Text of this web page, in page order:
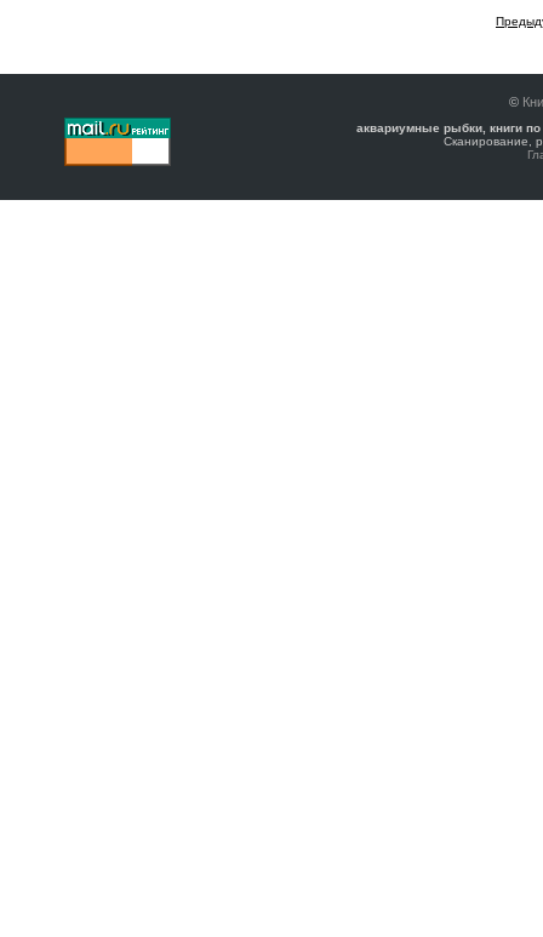
©
аквариумные рыбки, книги
Сканирование,